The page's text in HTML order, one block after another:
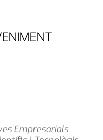
Empresarials